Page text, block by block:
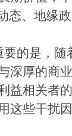
态、地缘
的是，
深厚的商
益相关者
这些干扰